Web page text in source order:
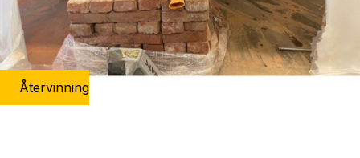
Återvinning